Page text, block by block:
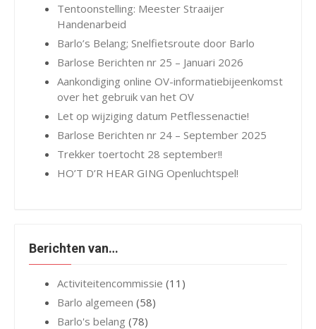
Tentoonstelling: Meester Straaijer
Handenarbeid
Barlo’s Belang; Snelfietsroute door Barlo
Barlose Berichten nr 25 – Januari 2026
Aankondiging online OV-informatiebijeenkomst
over het gebruik van het OV
Let op wijziging datum Petflessenactie!
Barlose Berichten nr 24 – September 2025
Trekker toertocht 28 september!!
HO’T D’R HEAR GING Openluchtspel!
Berichten van…
Activiteitencommissie (11)
Barlo algemeen (58)
Barlo's belang (78)